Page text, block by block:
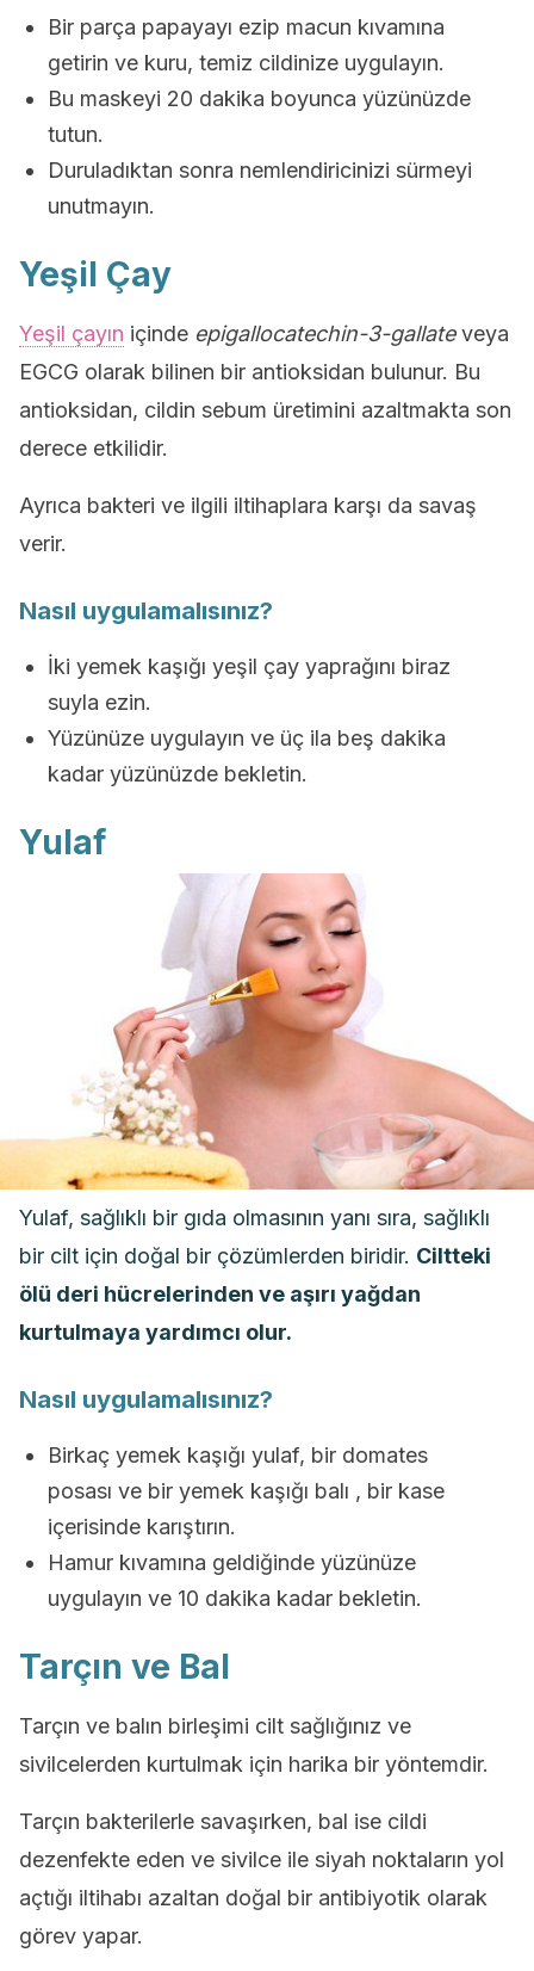
Bir parça papayayı ezip macun kıvamına
getirin ve kuru, temiz cildinize uygulayın.
Bu maskeyi 20 dakika boyunca yüzünüzde
tutun.
Duruladıktan sonra nemlendiricinizi sürmeyi
unutmayın.
Yeşil Çay
Yeşil çayın içinde epigallocatechin-3-gallateveya
EGCG olarak bilinen bir antioksidan bulunur. Bu
antioksidan, cildin sebum üretimini azaltmakta son
derece etkilidir.
Ayrıca bakteri ve ilgili iltihaplara karşı da savaş
verir.
Nasıl uygulamalısınız?
İki yemek kaşığı yeşil çay yaprağını biraz
suyla ezin.
Yüzünüze uygulayın ve üç ila beş dakika
kadar yüzünüzde bekletin.
Yulaf
Yulaf, sağlıklı bir gıda olmasının yanı sıra, sağlıklı
bir cilt için doğal bir çözümlerden biridir. Ciltteki
ölü deri hücrelerinden ve aşırı yağdan
kurtulmaya yardımcı olur.
Nasıl uygulamalısınız?
Birkaç yemek kaşığı yulaf, bir domates
posası ve bir yemek kaşığı balı , bir kase
içerisinde karıştırın.
Hamur kıvamına geldiğinde yüzünüze
uygulayın ve 10 dakika kadar bekletin.
Tarçın ve Bal
Tarçın ve balın birleşimi cilt sağlığınız ve
sivilcelerden kurtulmak için harika bir yöntemdir.
Tarçın bakterilerle savaşırken, bal ise cildi
dezenfekte eden ve sivilce ile siyah noktaların yol
açtığı iltihabı azaltan doğal bir antibiyotik olarak
görev yapar.